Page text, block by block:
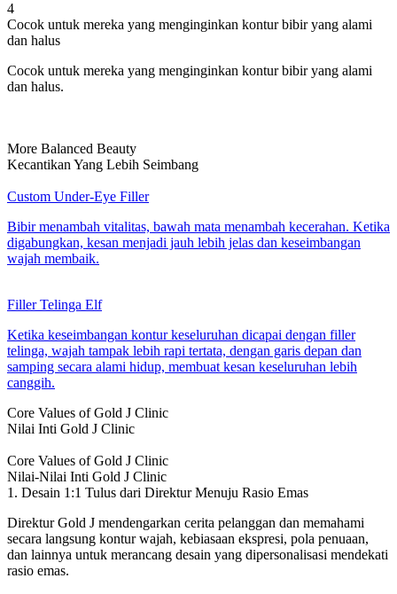
4
Cocok untuk mereka yang menginginkan kontur bibir yang alami
dan halus
Cocok untuk mereka yang menginginkan kontur bibir yang alami
dan halus.
More Balanced Beauty
Kecantikan Yang Lebih Seimbang
Custom Under-Eye Filler
Bibir menambah vitalitas, bawah mata menambah kecerahan. Ketika
digabungkan, kesan menjadi jauh lebih jelas dan keseimbangan
wajah membaik.
Filler Telinga Elf
Ketika keseimbangan kontur keseluruhan dicapai dengan filler
telinga, wajah tampak lebih rapi tertata, dengan garis depan dan
samping secara alami hidup, membuat kesan keseluruhan lebih
canggih.
Core Values of Gold J Clinic
Nilai Inti Gold J Clinic
Core Values of Gold J Clinic
Nilai-Nilai Inti Gold J Clinic
1. Desain 1:1 Tulus dari Direktur Menuju Rasio Emas
Direktur Gold J mendengarkan cerita pelanggan dan memahami
secara langsung kontur wajah, kebiasaan ekspresi, pola penuaan,
dan lainnya untuk merancang desain yang dipersonalisasi mendekati
rasio emas.